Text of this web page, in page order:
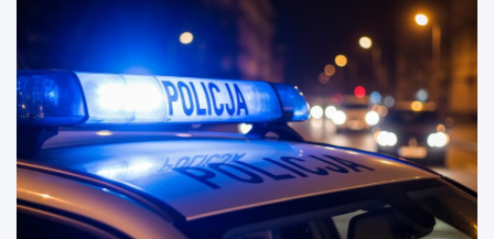
D
a
m
!
w
y
j
t
k
o